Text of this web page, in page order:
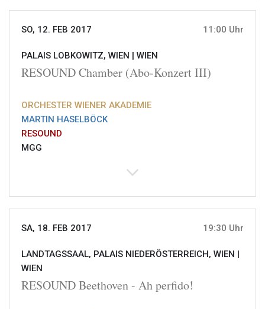
SO, 12. FEB 2017 11:00 Uhr
PALAIS LOBKOWITZ, WIEN | WIEN
RESOUND Chamber (Abo-Konzert III)
ORCHESTER WIENER AKADEMIE
MARTIN HASELBÖCK
RESOUND
MGG
SA, 18. FEB 2017 19:30 Uhr
LANDTAGSSAAL, PALAIS NIEDERÖSTERREICH, WIEN |
WIEN
RESOUND Beethoven - Ah perfido!